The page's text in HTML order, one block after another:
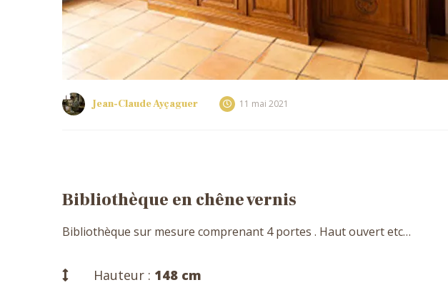
Jean-Claude Ayçaguer 11 mai 2021
Bibliothèque en chêne vernis
Bibliothèque sur mesure comprenant 4 portes . Haut ouvert etc…
Hauteur : 148 cm